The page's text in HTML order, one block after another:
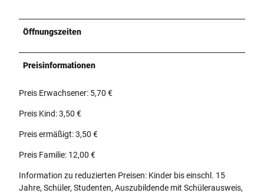
Öffnungszeiten
Preisinformationen
Preis Erwachsener: 5,70 €
Preis Kind: 3,50 €
Preis ermäßigt: 3,50 €
Preis Familie: 12,00 €
Information zu reduzierten Preisen: Kinder bis einschl. 15
Jahre, Schüler, Studenten, Auszubildende mit Schülerausweis,